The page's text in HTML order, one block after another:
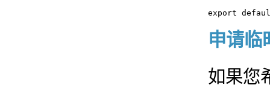
export
申请临
如果您